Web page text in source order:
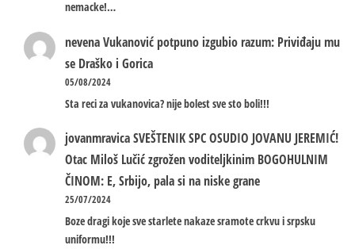
nemacke!…
nevenaVukanović potpuno izgubio razum: Priviđaju mu
se Draško i Gorica
05/08/2024
Sta reci za vukanovica? nije bolest sve sto boli!!!
jovanmravicaSVEŠTENIK SPC OSUDIO JOVANU JEREMIĆ!
Otac Miloš Lučić zgrožen voditeljkinim BOGOHULNIM
ČINOM: E, Srbijo, pala si na niske grane
25/07/2024
Boze dragi koje sve starlete nakaze sramote crkvu i srpsku
uniformu!!!